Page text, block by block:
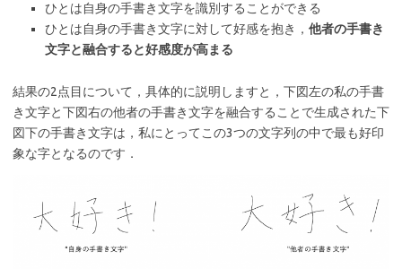
ひとは自身の手書き文字を識別することができる
ひとは自身の手書き文字に対して好感を抱き， 他者の手書き
文字と融合すると好感度が高まる
結果の2点目について，具体的に説明しますと，下図左の私の手書
き文字と下図右の他者の手書き文字を融合することで生成された下
図下の手書き文字は，私にとってこの3つの文字列の中で最も好印
象な字となるのです．